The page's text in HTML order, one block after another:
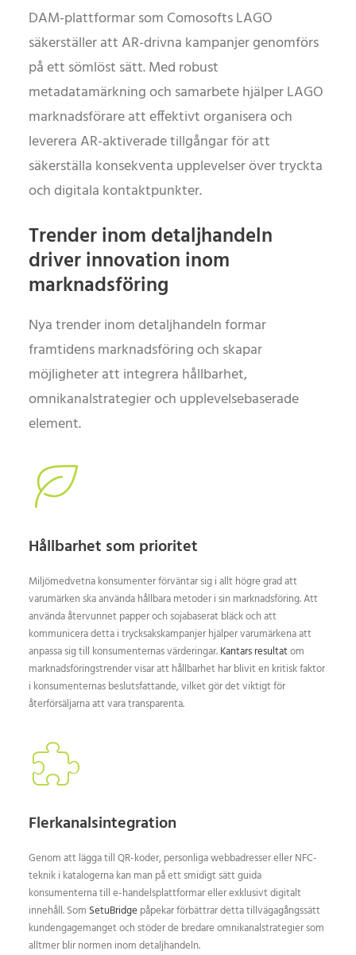
DAM-plattformar som Comosofts LAGO
säkerställer att AR-drivna kampanjer genomförs
på ett sömlöst sätt. Med robust
metadatamärkning och samarbete hjälper LAGO
marknadsförare att effektivt organisera och
leverera AR-aktiverade tillgångar för att
säkerställa konsekventa upplevelser över tryckta
och digitala kontaktpunkter.
Trender inom detaljhandeln
driver innovation inom
marknadsföring
Nya trender inom detaljhandeln formar
framtidens marknadsföring och skapar
möjligheter att integrera hållbarhet,
omnikanalstrategier och upplevelsebaserade
element.
Hållbarhet som prioritet
Miljömedvetna konsumenter förväntar sig i allt högre grad att
varumärken ska använda hållbara metoder i sin marknadsföring. Att
använda återvunnet papper och sojabaserat bläck och att
kommunicera detta i trycksakskampanjer hjälper varumärkena att
anpassa sig till konsumenternas värderingar.Kantars resultatom
marknadsföringstrender visar att hållbarhet har blivit en kritisk faktor
i konsumenternas beslutsfattande, vilket gör det viktigt för
återförsäljarna att vara transparenta.
Flerkanalsintegration
Genom att lägga till QR-koder, personliga webbadresser eller NFC-
teknik i katalogerna kan man på ett smidigt sätt guida
konsumenterna till e-handelsplattformar eller exklusivt digitalt
innehåll. Som SetuBridgepåpekar förbättrar detta tillvägagångssätt
kundengagemanget och stöder de bredare omnikanalstrategier som
alltmer blir normen inom detaljhandeln.